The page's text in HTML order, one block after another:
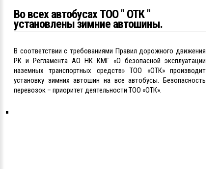
Во всех автобусах ТОО " ОТК "
установлены зимние автошины.
В соответствии с требованиями Правил дорожного движения
РК и Регламента АО НК КМГ «О безопасной эксплуатации
наземных транспортных средств» ТОО «ОТК» производит
установку зимних автошин на все автобусы. Безопасность
перевозок – приоритет деятельности ТОО «ОТК».